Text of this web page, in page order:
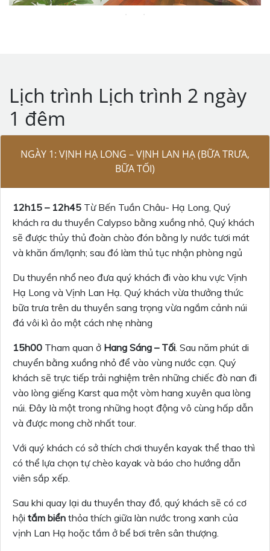
Lịch trình Lịch trình 2 ngày
1 đêm
NGÀY 1: VỊNH HẠ LONG – VỊNH LAN HẠ (BỮA TRƯA,
BỮA TỐI)
12h15 – 12h45 Từ Bến Tuần Châu- Hạ Long, Quý
khách ra du thuyền Calypso bằng xuồng nhỏ, Quý khách
sẽ được thủy thủ đoàn chào đón bằng ly nước tươi mát
và khăn ấm/lạnh; sau đó làm thủ tục nhận phòng ngủ
Du thuyền nhổ neo đưa quý khách đi vào khu vực Vịnh
Hạ Long và Vịnh Lan Hạ. Quý khách vừa thưởng thức
bữa trưa trên du thuyền sang trọng vừa ngắm cảnh núi
đá vôi kì ảo một cách nhẹ nhàng
15h00 Tham quan ở Hang Sáng – Tối. Sau năm phút di
chuyển bằng xuồng nhỏ để vào vùng nước cạn. Quý
khách sẽ trực tiếp trải nghiệm trên những chiếc đò nan đi
vào lòng giếng Karst qua một vòm hang xuyên qua lòng
núi. Đây là một trong những hoạt động vô cùng hấp dẫn
và được mong chờ nhất tour.
Với quý khách có sở thích chơi thuyền kayak thể thao thì
có thể lựa chọn tự chèo kayak và báo cho hướng dẫn
viên sắp xếp.
Sau khi quay lại du thuyền thay đồ, quý khách sẽ có cơ
hội tắm biển thỏa thích giữa làn nước trong xanh của
vịnh Lan Hạ hoặc tắm ở bể bơi trên sân thượng.